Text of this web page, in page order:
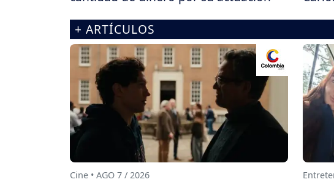
+ ARTÍCULOS
Cine • AGO 7 / 2026